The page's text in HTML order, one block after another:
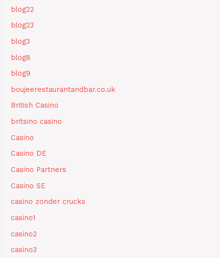
blog22
blog23
blog3
blog8
blog9
boujeerestaurantandbar.co.uk
British Casino
britsino casino
Casino
Casino DE
Casino Partners
Casino SE
casino zonder crucks
casino1
casino2
casino3